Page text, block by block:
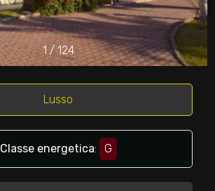
1 / 124
Lusso
Classe energetica: G